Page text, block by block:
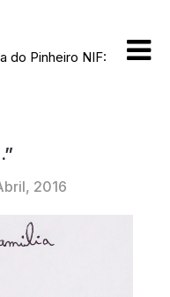
do Pinheiro NIF:
2016